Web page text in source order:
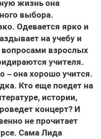
жизнь она
выбора.
Одевается ярко и
на учебу и
взрослых
учителя.
– она хорошо учится.
Кто еще поедет на
истории,
концерт? И
не прочитает
Сама Лида